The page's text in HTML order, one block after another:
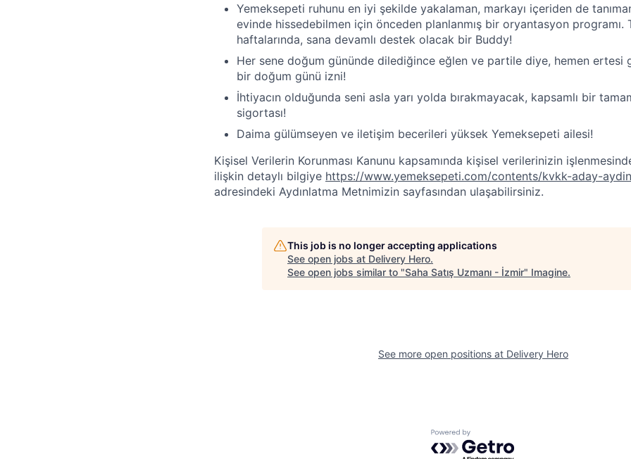
Yemeksepeti ruhunu en iyi şekilde yakalaman, markayı içeriden de
evinde hissedebilmen için önceden planlanmış bir oryantasyon programı.
haftalarında, sana devamlı destek olacak bir Buddy!
Her sene doğum gününde dilediğince eğlen ve partile diye, hemen ertesi
bir doğum günü izni!
İhtiyacın olduğunda seni asla yarı yolda bırakmayacak, kapsamlı bir
sigortası!
Daima gülümseyen ve iletişim becerileri yüksek Yemeksepeti ailesi!
Kişisel Verilerin Korunması Kanunu kapsamında kişisel verilerinizin
ilişkin detaylı bilgiye https://www.yemeksepeti.com/contents/kvkk-aday-
adresindeki Aydınlatma Metnimizin sayfasından ulaşabilirsiniz.
This job is no longer accepting applications
See open jobs at Delivery Hero.
See open jobs similar to "Saha Satış Uzmanı - İzmir" Imagine.
See more open positions at Delivery Hero
Powered by Getro.com